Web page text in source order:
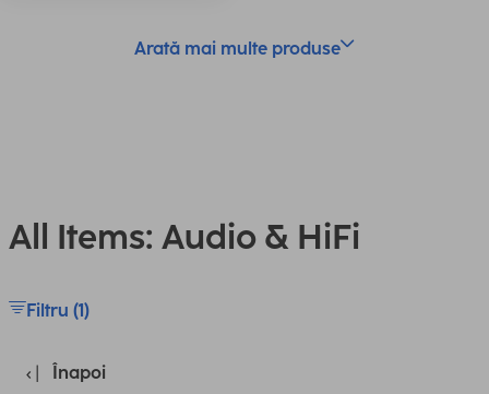
Arată mai multe produse
All Items: Audio & HiFi
Filtru (1)
Înapoi